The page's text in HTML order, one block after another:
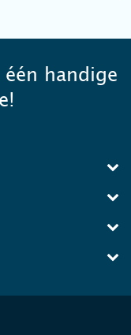
handige